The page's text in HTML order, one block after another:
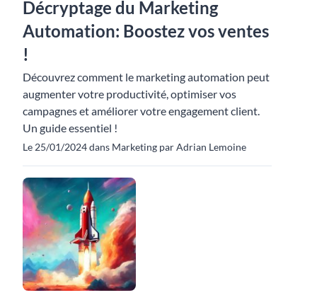
Décryptage du Marketing
Automation: Boostez vos ventes
!
Découvrez comment le marketing automation peut
augmenter votre productivité, optimiser vos
campagnes et améliorer votre engagement client.
Un guide essentiel !
Le 25/01/2024 dans Marketing par Adrian Lemoine